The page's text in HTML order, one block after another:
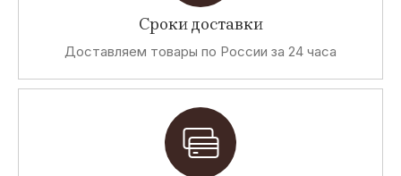
Сроки доставки
Доставляем товары по России за 24 часа